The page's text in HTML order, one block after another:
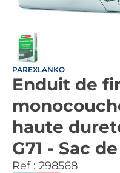
PAREXLANKO
Enduit de
haute
G71 - Sac
Ref : 298568